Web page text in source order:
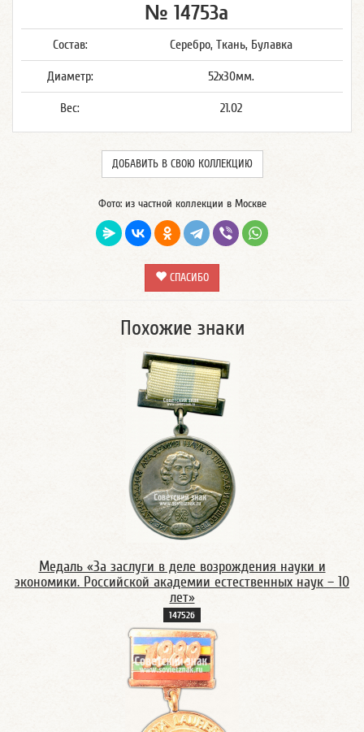
№ 14753а
Состав: Серебро, Ткань, Булавка
Диаметр: 52х30мм.
Вес: 21.02
ДОБАВИТЬ В СВОЮ КОЛЛЕКЦИЮ
Фото: из частной коллекции в Москве
СПАСИБО
Похожие знаки
Медаль «За заслуги в деле возрождения науки и
экономики. Российской академии естественных наук – 10
лет»
14752б